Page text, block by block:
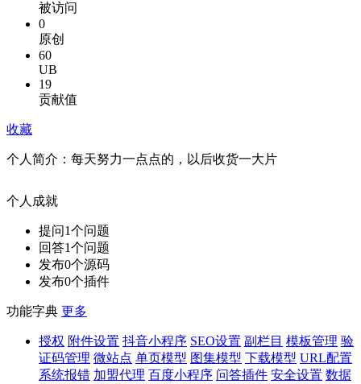
被访问
0
原创
60
UB
19
贡献值
收藏
个人简介： 每天努力一点点的，以后收货一大片
个人成就
提问1个问题
回答1个问题
发布0个源码
发布0个插件
功能字典 更多
授权 附件设置 抖音小程序 SEO设置 副栏目 模板管理 验
证码管理 微站点 单页模型 图集模型 下载模型 URL配置
系统报错 加盟代理 百度小程序 问答插件 安全设置 数据